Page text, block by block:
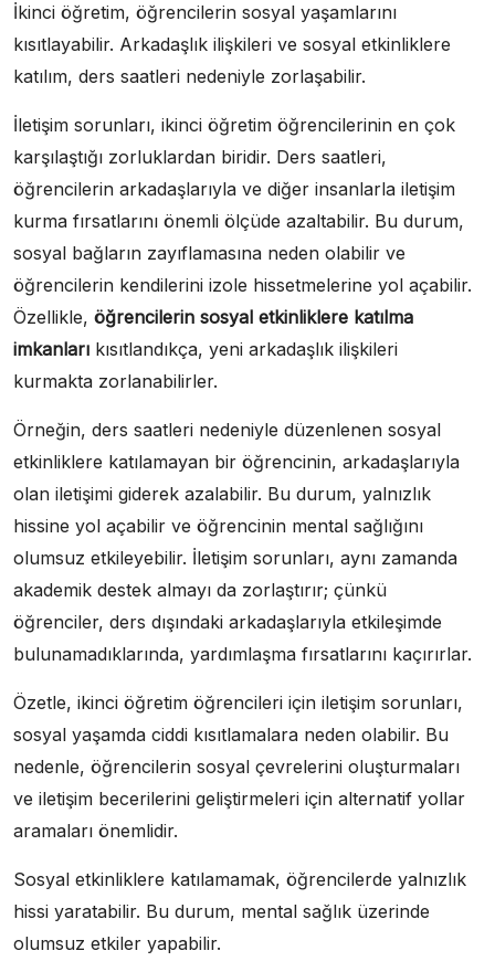
İkinci öğretim, öğrencilerin sosyal yaşamlarını
kısıtlayabilir. Arkadaşlık ilişkileri ve sosyal etkinliklere
katılım, ders saatleri nedeniyle zorlaşabilir.
İletişim sorunları, ikinci öğretim öğrencilerinin en çok
karşılaştığı zorluklardan biridir. Ders saatleri,
öğrencilerin arkadaşlarıyla ve diğer insanlarla iletişim
kurma fırsatlarını önemli ölçüde azaltabilir. Bu durum,
sosyal bağların zayıflamasına neden olabilir ve
öğrencilerin kendilerini izole hissetmelerine yol açabilir.
Özellikle, öğrencilerin sosyal etkinliklere katılma
imkanları kısıtlandıkça, yeni arkadaşlık ilişkileri
kurmakta zorlanabilirler.
Örneğin, ders saatleri nedeniyle düzenlenen sosyal
etkinliklere katılamayan bir öğrencinin, arkadaşlarıyla
olan iletişimi giderek azalabilir. Bu durum, yalnızlık
hissine yol açabilir ve öğrencinin mental sağlığını
olumsuz etkileyebilir. İletişim sorunları, aynı zamanda
akademik destek almayı da zorlaştırır; çünkü
öğrenciler, ders dışındaki arkadaşlarıyla etkileşimde
bulunamadıklarında, yardımlaşma fırsatlarını kaçırırlar.
Özetle, ikinci öğretim öğrencileri için iletişim sorunları,
sosyal yaşamda ciddi kısıtlamalara neden olabilir. Bu
nedenle, öğrencilerin sosyal çevrelerini oluşturmaları
ve iletişim becerilerini geliştirmeleri için alternatif yollar
aramaları önemlidir.
Sosyal etkinliklere katılamamak, öğrencilerde yalnızlık
hissi yaratabilir. Bu durum, mental sağlık üzerinde
olumsuz etkiler yapabilir.